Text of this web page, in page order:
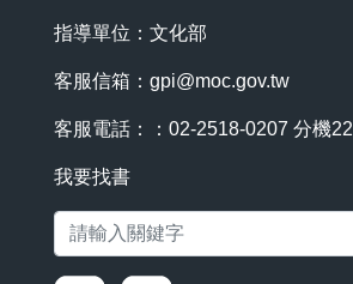
指導單位：文化部
客服信箱： gpi@moc.gov.tw
客服電話：：02-2518-0207 分機22
我要找書